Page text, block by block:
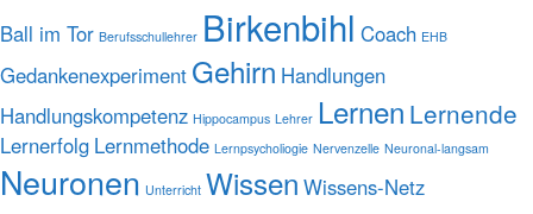
Ball im Tor Berufsschullehrer Birkenbihl Coach EHB
Gedankenexperiment Gehirn Handlungen
Handlungskompetenz Hippocampus Lehrer Lernen Lernende
Lernerfolg Lernmethode Lernpsycholiogie Nervenzelle Neuronal-langsam
Neuronen Unterricht Wissen Wissens-Netz